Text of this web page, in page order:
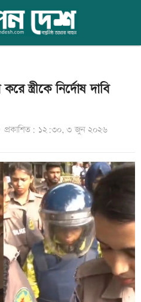
স্ত্রীকে নির্দোষ দাবি
প্রকাশিত: ১২:৩০, ৩ জুন ২০২৬